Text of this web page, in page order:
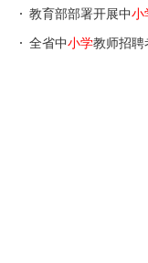
教育部部署开展中小
全省中小学教师招聘